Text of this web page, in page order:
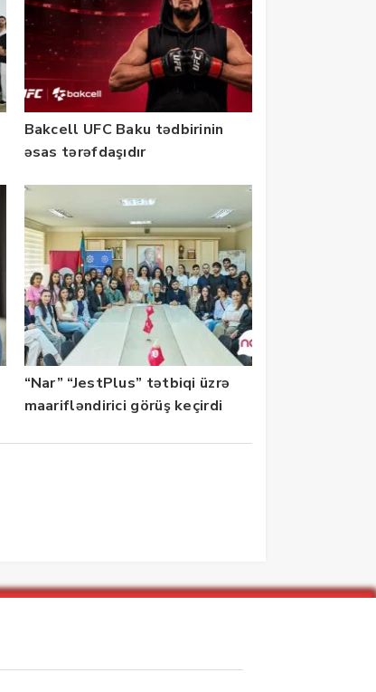
Bakcell UFC Baku tədbirinin
əsas tərəfdaşıdır
“Nar” “JestPlus” tətbiqi üzrə
maarifləndirici görüş keçirdi